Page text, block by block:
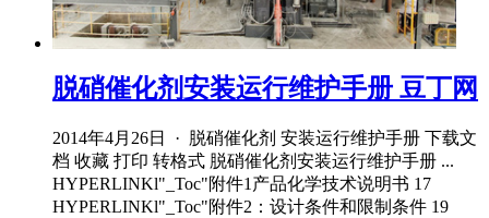
脱硝催化剂安装运行维护手册 豆丁网
2014年4月26日 · 脱硝催化剂 安装运行维护手册 下载文
档 收藏 打印 转格式 脱硝催化剂安装运行维护手册 ...
HYPERLINKl"_Toc"附件1产品化学技术说明书 17
HYPERLINKl"_Toc"附件2：设计条件和限制条件 19